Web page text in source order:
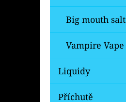
Big mouth salt
Vampire Vape
Liquidy
Příchutě